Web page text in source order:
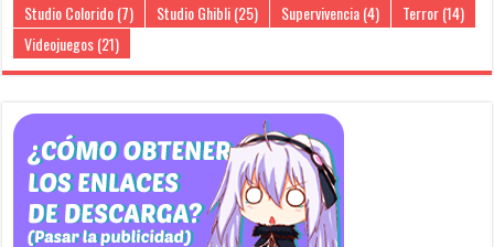
Studio Colorido(7) Studio Ghibli(25) Supervivencia(4) Terror(14)
Videojuegos(21)